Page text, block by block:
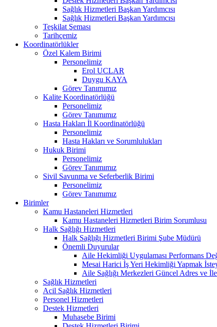
Sağlık Hizmetleri Başkan Yardımcısı
Sağlık Hizmetleri Başkan Yardımcısı
Teşkilat Şeması
Tarihçemiz
Koordinatörlükler
Özel Kalem Birimi
Personelimiz
Erol UCLAR
Duygu KAYA
Görev Tanımımız
Kalite Koordinatörlüğü
Personelimiz
Görev Tanımımız
Hasta Hakları İl Koordinatörlüğü
Personelimiz
Hasta Hakları ve Sorumlulukları
Hukuk Birimi
Personelimiz
Görev Tanımımız
Sivil Savunma ve Seferberlik Birimi
Personelimiz
Görev Tanımımız
Birimler
Kamu Hastaneleri Hizmetleri
Kamu Hastaneleri Hizmetleri Birim Sorumlusu
Halk Sağlığı Hizmetleri
Halk Sağlığı Hizmetleri Birimi Şube Müdürü
Önemli Duyurular
Aile Hekimliği Uygulaması Performans
Mesai Harici İş Yeri Hekimliği Yapmak
Aile Sağlığı Merkezleri Güncel Adres ve
Sağlık Hizmetleri
Acil Sağlık Hizmetleri
Personel Hizmetleri
Destek Hizmetleri
Muhasebe Birimi